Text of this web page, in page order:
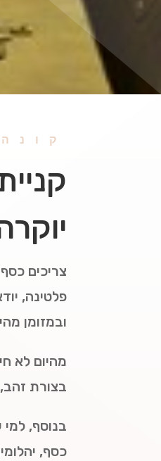
צריכים
פלטינה,
ובמזומן
מהיום לא
בצורת
בנוסף,
כסף,